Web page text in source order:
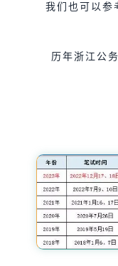
我们也可以参
历年浙江公